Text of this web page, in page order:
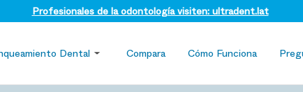
Profesionales de la odontología visiten: ultradent.lat
Dental Compara Cómo Funciona